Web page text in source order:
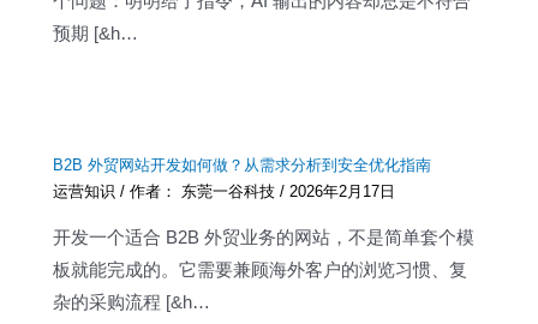
预期 [&h…
B2B 外贸网站开发如何做？从需求分析到安全优化指南
运营知识 / 作者： 东莞一谷科技/2026年2月17日
开发一个适合 B2B 外贸业务的网站，不是简单套个模
板就能完成的。它需要兼顾海外客户的浏览习惯、复
杂的采购流程 [&h…